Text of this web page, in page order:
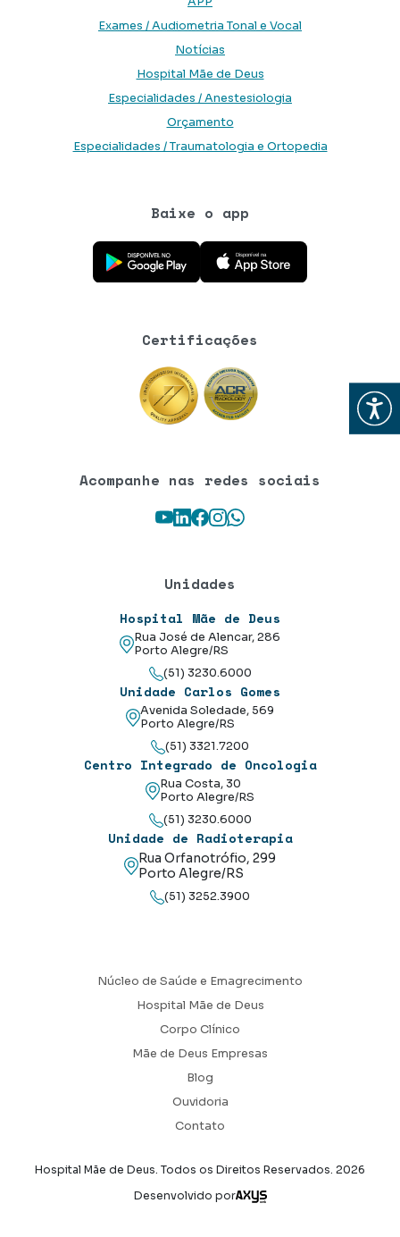
Abrir
Exames / Audiometria Tonal e Vocal
Notícias
Hospital Mãe de Deus
Especialidades / Anestesiologia
Orçamento
Especialidades / Traumatologia e Ortopedia
Baixe o app
Baixe o aplicativo na Google Play Store
Baixe o aplicativo na App Store
Certificações
Acompanhe nas redes sociais
Youtube
LinkedIn
Facebook
Instagram
WhatsApp
Unidades
Hospital Mãe de Deus
Rua José de Alencar, 286
Porto Alegre/RS
(51) 3230.6000
Unidade Carlos Gomes
Avenida Soledade, 569
Porto Alegre/RS
(51) 3321.7200
Centro Integrado de Oncologia
Rua Costa, 30
Porto Alegre/RS
(51) 3230.6000
Unidade de Radioterapia
Rua Orfanotrófio, 299
Porto Alegre/RS
(51) 3252.3900
Núcleo de Saúde e Emagrecimento
Hospital Mãe de Deus
Corpo Clínico
Mãe de Deus Empresas
Blog
Ouvidoria
Contato
Hospital Mãe de Deus. Todos os Direitos Reservados. 2026
Desenvolvido por
Axysweb